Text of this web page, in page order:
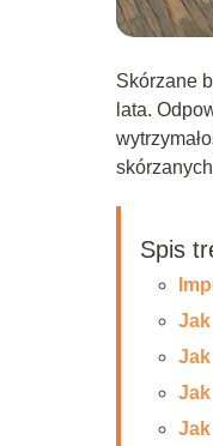
Skórzane
lata.
Spis